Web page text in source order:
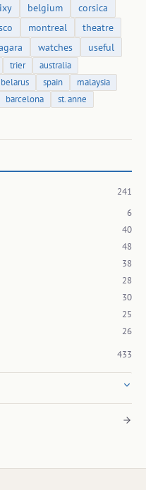
belgium
corsica
montreal
theatre
watches useful
trier
australia
belarus spain
malaysia
barcelona
st. anne
241
6
40
48
38
28
30
25
26
433